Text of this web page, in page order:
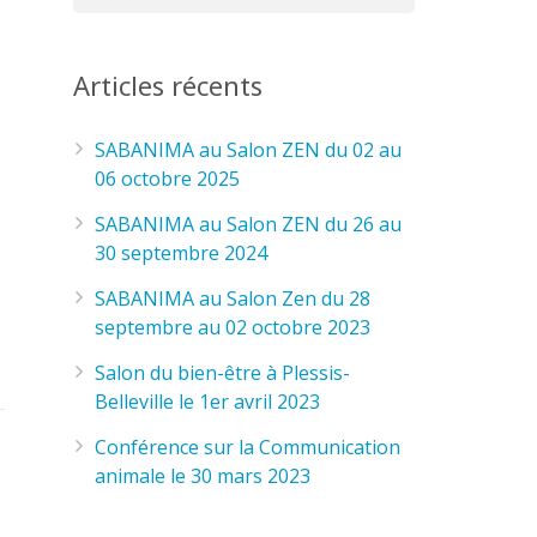
Articles récents
SABANIMA au Salon ZEN du 02 au
06 octobre 2025
SABANIMA au Salon ZEN du 26 au
30 septembre 2024
SABANIMA au Salon Zen du 28
septembre au 02 octobre 2023
Salon du bien-être à Plessis-
Belleville le 1er avril 2023
Conférence sur la Communication
animale le 30 mars 2023